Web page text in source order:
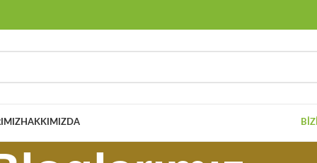
HAKKIMIZDA